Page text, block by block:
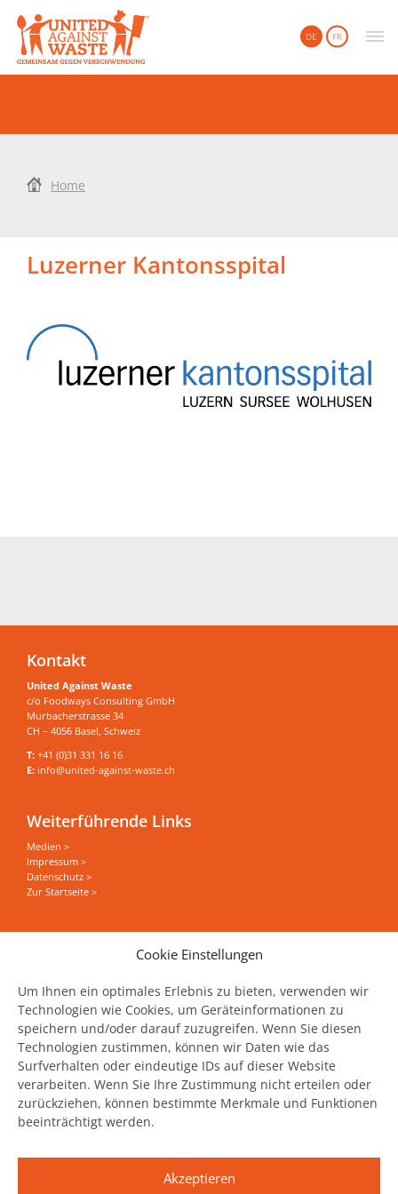
Cookie Einstellungen
Um Ihnen ein optimales Erlebnis zu bieten, verwenden wir
Technologien wie Cookies, um Geräteinformationen zu
speichern und/oder darauf zuzugreifen. Wenn Sie diesen
Technologien zustimmen, können wir Daten wie das
Surfverhalten oder eindeutige IDs auf dieser Website
verarbeiten. Wenn Sie Ihre Zustimmung nicht erteilen oder
zurückziehen, können bestimmte Merkmale und Funktionen
beeinträchtigt werden.
Akzeptieren
DE FR
Home
Luzerner Kantonsspital
Kontakt
United Against Waste
c/o Foodways Consulting GmbH
Murbacherstrasse 34
CH – 4056 Basel, Schweiz
T: +41 (0)31 331 16 16
E: info@united-against-waste.ch
Weiterführende Links
Medien >
Impressum >
Datenschutz >
Zur Startseite >
Sie wollen alles zum Thema Food Save erfahren?
News, Events und Stories direkt in Ihrer Mailbox
haben?
Jetzt unseren Newsletter abonnieren
United Against Waste wird unterstützt